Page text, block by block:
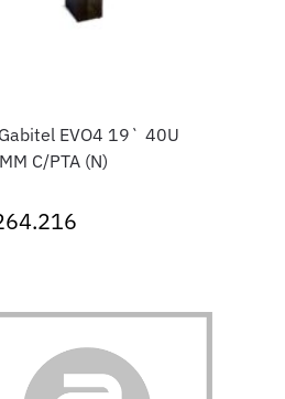
EVO4 19` 40U
C/PTA (N)